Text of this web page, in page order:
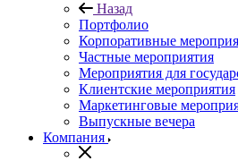
Назад
Портфолио
Корпоративные
Частные мероприятия
Мероприятия для
Клиентские мероприятия
Маркетинговые
Выпускные вечера
Компания